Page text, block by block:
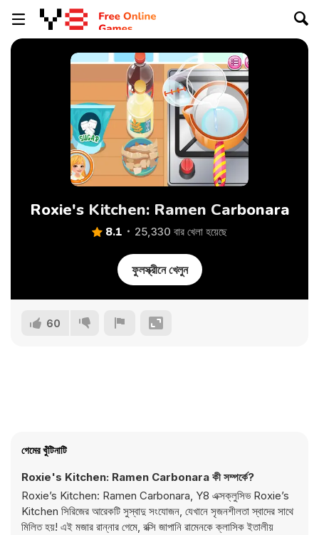
Roxie's Kitchen: Ramen Carbonara
8.1 25,330 বার খেলা হয়েছে
ফুলস্ক্রীনে খেলুন
60
গেমের খুঁটিনাটি
Roxie's Kitchen: Ramen Carbonara কী সম্পর্কে?
Roxie’s Kitchen: Ramen Carbonara, Y8 এক্সক্লুসিভ Roxie’s
Kitchen সিরিজের আরেকটি সুস্বাদু সংযোজন, যেখানে সৃজনশীলতা স্বাদের সাথে
মিলিত হয়! এই মজার রান্নার গেমে, রক্সি জাপানি রামেনকে ক্লাসিক ইতালীয়